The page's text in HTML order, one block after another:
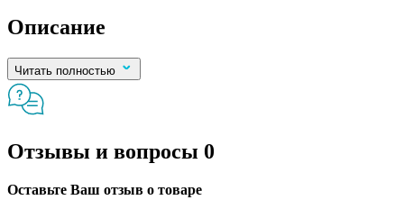
Описание
Читать полностью
Отзывы и вопросы 0
Оставьте Ваш отзыв о товаре